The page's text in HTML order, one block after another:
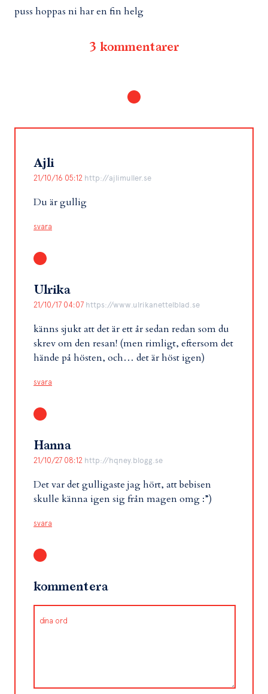
puss hoppas ni har en fin helg
3 kommentarer
Ajli
21/10/16 05:12 http://ajlimuller.se
Du är gullig
svara
Ulrika
21/10/17 04:07 https://www.ulrikanettelblad.se
känns sjukt att det är ett år sedan redan som du
skrev om den resan! (men rimligt, eftersom det
hände på hösten, och… det är höst igen)
svara
Hanna
21/10/27 08:12 http://hqney.blogg.se
Det var det gulligaste jag hört, att bebisen
skulle känna igen sig från magen omg :”)
svara
kommentera